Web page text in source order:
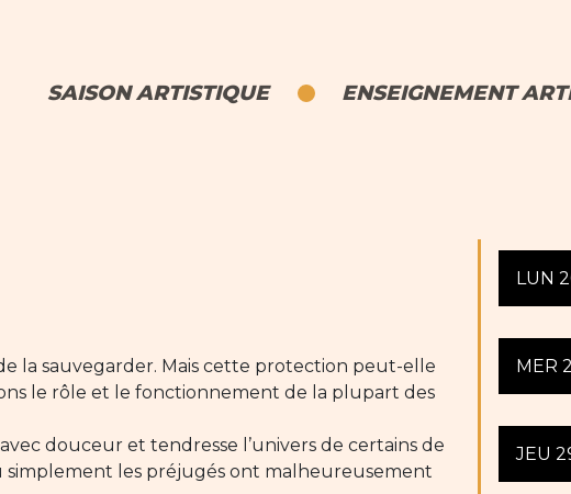
SAISON ARTISTIQUE ENSEIGNEMENT
la sauvegarder. Mais cette protection peut-elle
le rôle et le fonctionnement de la plupart des
douceur et tendresse l’univers de certains de
simplement les préjugés ont malheureusement
LUN
MER
JEU